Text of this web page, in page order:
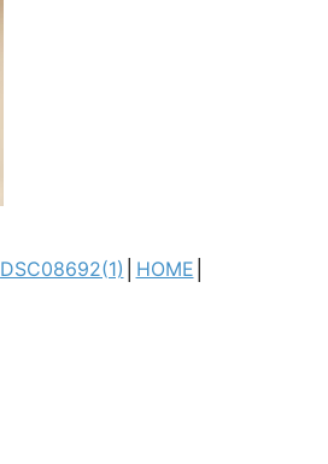
DSC08692(1) HOME